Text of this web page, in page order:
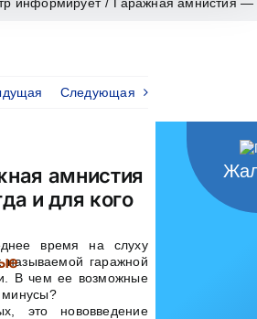
Следующая
амнистия
и для кого
время на слуху
называемой гаражной
В чем ее возможные
это нововведение